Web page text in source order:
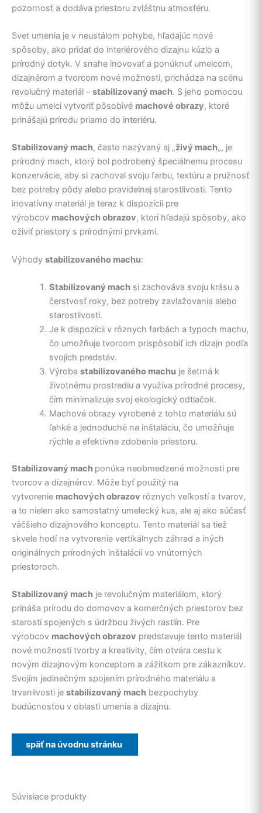
pozornosť a dodáva priestoru zvláštnu atmosféru.
Svet umenia je v neustálom pohybe, hľadajúc nové
spôsoby, ako pridať do interiérového dizajnu kúzlo a
prírodný dotyk. V snahe inovovať a ponúknuť umelcom,
dizajnérom a tvorcom nové možnosti, prichádza na scénu
revolučný materiál –stabilizovaný mach. S jeho pomocou
môžu umelci vytvoriť pôsobivé machové obrazy, ktoré
prinášajú prírodu priamo do interiéru.
Stabilizovaný mach, často nazývaný aj „živý mach„, je
prírodný mach, ktorý bol podrobený špeciálnemu procesu
konzervácie, aby si zachoval svoju farbu, textúru a pružnosť
bez potreby pôdy alebo pravidelnej starostlivosti. Tento
inovatívny materiál je teraz k dispozícii pre
výrobcov machových obrazov, ktorí hľadajú spôsoby, ako
oživiť priestory s prírodnými prvkami.
Výhody stabilizovaného machu:
Stabilizovaný machsi zachováva svoju krásu a
čerstvosť roky, bez potreby zavlažovania alebo
starostlivosti.
Je k dispozícii v rôznych farbách a typoch machu,
čo umožňuje tvorcom prispôsobiť ich dizajn podľa
svojich predstáv.
Výroba stabilizovaného machu je šetrná k
životnému prostrediu a využíva prírodné procesy,
čím minimalizuje svoj ekologický odtlačok.
Machové obrazy vyrobené z tohto materiálu sú
ľahké a jednoduché na inštaláciu, čo umožňuje
rýchle a efektívne zdobenie priestoru.
Stabilizovaný mach ponúka neobmedzené možnosti pre
tvorcov a dizajnérov. Môže byť použitý na
vytvorenie machových obrazov rôznych veľkostí a tvarov,
a to nielen ako samostatný umelecký kus, ale aj ako súčasť
väčšieho dizajnového konceptu. Tento materiál sa tiež
skvele hodí na vytvorenie vertikálnych záhrad a iných
originálnych prírodných inštalácií vo vnútorných
priestoroch.
Stabilizovaný mach je revolučným materiálom, ktorý
prináša prírodu do domovov a komerčných priestorov bez
starostí spojených s údržbou živých rastlín. Pre
výrobcov machových obrazov predstavuje tento materiál
nové možnosti tvorby a kreativity, čím otvára cestu k
novým dizajnovým konceptom a zážitkom pre zákazníkov.
Svojím jedinečným spojením prírodného materiálu a
trvanlivosti je stabilizovaný mach bezpochyby
budúcnosťou v oblasti umenia a dizajnu.
Súvisiace produkty